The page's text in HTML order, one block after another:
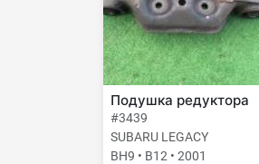
Подушка редуктора
#3439
SUBARU LEGACY
BH9 • B12 • 2001